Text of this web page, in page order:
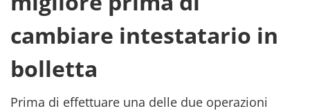
cambiare intestatario in
bolletta
Prima di effettuare una delle due operazioni